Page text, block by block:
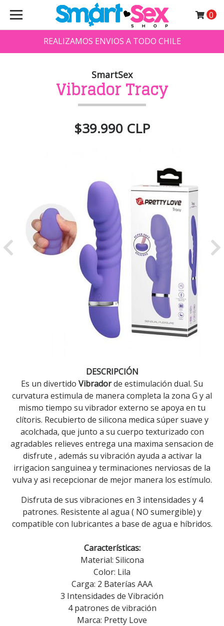
REALIZAMOS ENVIOS A TODO CHILE
0
SmartSex
Vibrador Tracy
$39.990 CLP
Previous
DESCRIPCIÓN
Es un divertido Vibradorde estimulación dual. Su
curvatura estimula de manera completa la zona G y al
mismo tiempo su vibrador externo se apoya en tu
clítoris. Recubierto de silicona medica súper suave y
acolchada, que junto a su cuerpo texturizado con
agradables relieves entrega una maxima sensacion de
disfrute , además su vibración ayuda a activar la
irrigacion sanguinea y terminaciones nerviosas de la
vulva y asi recepcionar de mejor manera los estímulo.
Disfruta de sus vibraciones en 3 intensidades y 4
patrones. Resistente al agua ( NO sumergible) y
compatible con lubricantes a base de agua e híbridos.
Características:
Material: Silicona
Color: Lila
Carga: 2 Baterías AAA
3 Intensidades de Vibración
4 patrones de vibración
Marca: Pretty Love